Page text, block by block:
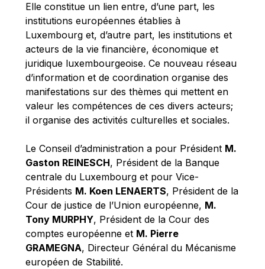
Michael Sohlman
Michel Goedert
Mireille Delmas-Marty
Nobuo Tanaka
Otmar Issing
Paolo Mengozzi
Paschal Donohoe
Pat Cox
Patrizia Nanz
Philippe Maystadt
Pierre Gramegna
Richard Pelly
Robert Goebbels
Robert REYNDERS
Elle constitue un lien entre, d’une part, les
institutions européennes établies à
Luxembourg et, d’autre part, les institutions et
acteurs de la vie financière, économique et
juridique luxembourgeoise. Ce nouveau réseau
d’information et de coordination organise des
manifestations sur des thèmes qui mettent en
valeur les compétences de ces divers acteurs;
il organise des activités culturelles et sociales.
Le Conseil d’administration a pour Président M.
Gaston REINESCH, Président de la Banque
centrale du Luxembourg et pour Vice-
Présidents M. Koen LENAERTS, Président de la
Cour de justice de l’Union européenne, M.
Tony MURPHY, Président de la Cour des
comptes européenne et M. Pierre
GRAMEGNA, Directeur Général du Mécanisme
européen de Stabilité.